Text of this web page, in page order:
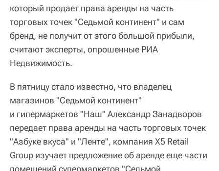
который продает права аренды на часть
торговых точек "Седьмой континент" и сам
бренд, не получит от этого большой прибыли,
считают эксперты, опрошенные РИА
Недвижимость.
В пятницу стало известно, что владелец
магазинов "Седьмой континент"
и гипермаркетов "Наш" Александр Занадворов
передает права аренды на часть торговых точек
"Азбуке вкуса" и "Ленте", компания X5 Retail
Group изучает предложение об аренде еще части
помещений супермаркетов "Седьмой